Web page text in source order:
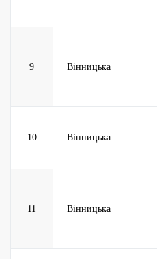
9 Вінницька
10 Вінницька
11 Вінницька